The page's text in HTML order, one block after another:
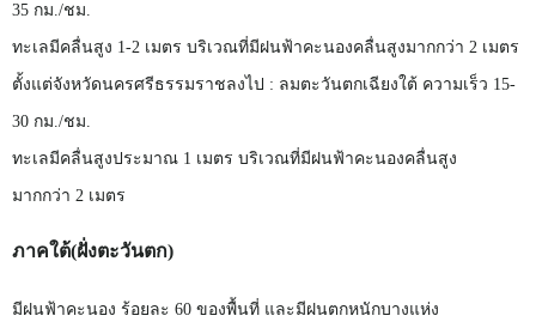
35 กม./ชม.
ทะเลมีคลื่นสูง 1-2 เมตร บริเวณที่มีฝนฟ้าคะนองคลื่นสูงมากกว่า 2 เมตร
ตั้งแต่จังหวัดนครศรีธรรมราชลงไป : ลมตะวันตกเฉียงใต้ ความเร็ว 15-
30 กม./ชม.
ทะเลมีคลื่นสูงประมาณ 1 เมตร บริเวณที่มีฝนฟ้าคะนองคลื่นสูง
มากกว่า 2 เมตร
ภาคใต้(ฝั่งตะวันตก)
มีฝนฟ้าคะนอง ร้อยละ 60 ของพื้นที่ และมีฝนตกหนักบางแห่ง